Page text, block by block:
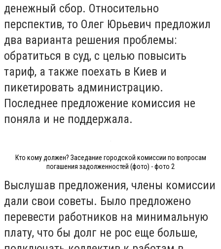
денежный сбор. Относительно
перспектив, то Олег Юрьевич предложил
два варианта решения проблемы:
обратиться в суд, с целью повысить
тариф, а также поехать в Киев и
пикетировать администрацию.
Последнее предложение комиссия не
поняла и не поддержала.
Кто кому должен? Заседание городской комиссии по вопросам
погашения задолженностей (фото) - фото 2
Выслушав предложения, члены комиссии
дали свои советы. Было предложено
перевести работников на минимальную
плату, что бы долг не рос еще больше,